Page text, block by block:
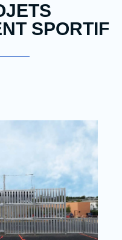
SPORTIF